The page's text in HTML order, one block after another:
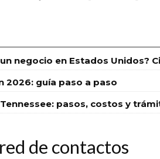
negocio en Estados Unidos?
2026: guía paso a paso
pasos, costos y
de contactos